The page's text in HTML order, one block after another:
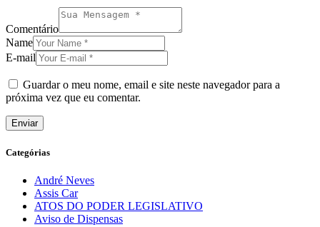
Comentário
Name
E-mail
Guardar o meu nome, email e site neste navegador para a
próxima vez que eu comentar.
Categórias
André Neves
Assis Car
ATOS DO PODER LEGISLATIVO
Aviso de Dispensas